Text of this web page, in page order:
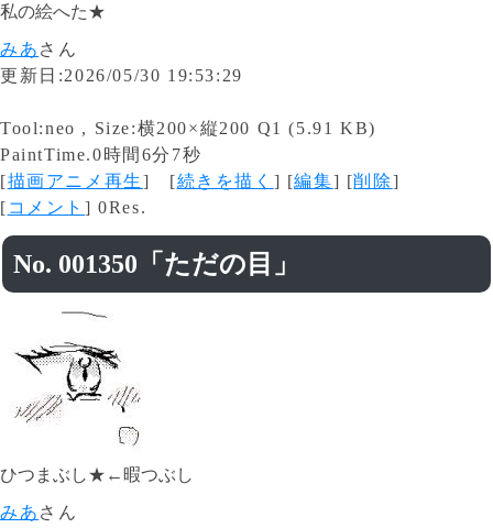
私の絵へた★
みあ さん
更新日:2026/05/30 19:53:29
Tool:neo , Size:横200×縦200 Q1 (5.91 KB)
PaintTime.0時間6分7秒
[描画アニメ再生] [続きを描く ] [編集] [削除]
[ コメント] 0Res.
No. 001350「ただの目」
ひつまぶし★←暇つぶし
みあ さん